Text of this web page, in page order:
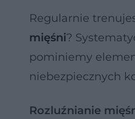
Regularnie
mięśni?
pominiemy
niebezpiecznych
Rozluźnianie